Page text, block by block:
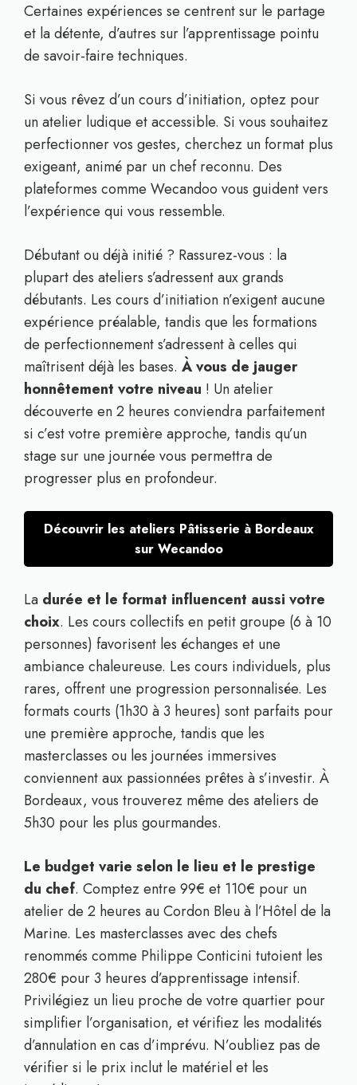
Certaines expériences se centrent sur le partage
et la détente, d’autres sur l’apprentissage pointu
de savoir-faire techniques.
Si vous rêvez d’un cours d’initiation, optez pour
un atelier ludique et accessible. Si vous souhaitez
perfectionner vos gestes, cherchez un format plus
exigeant, animé par un chef reconnu. Des
plateformes comme Wecandoo vous guident vers
l’expérience qui vous ressemble.
Débutant ou déjà initié ? Rassurez-vous : la
plupart des ateliers s’adressent aux grands
débutants. Les cours d’initiation n’exigent aucune
expérience préalable, tandis que les formations
de perfectionnement s’adressent à celles qui
maîtrisent déjà les bases. À vous de jauger
honnêtement votre niveau ! Un atelier
découverte en 2 heures conviendra parfaitement
si c’est votre première approche, tandis qu’un
stage sur une journée vous permettra de
progresser plus en profondeur.
Découvrir les ateliers Pâtisserie à Bordeaux
sur Wecandoo
La durée et le format influencent aussi votre
choix. Les cours collectifs en petit groupe (6 à 10
personnes) favorisent les échanges et une
ambiance chaleureuse. Les cours individuels, plus
rares, offrent une progression personnalisée. Les
formats courts (1h30 à 3 heures) sont parfaits pour
une première approche, tandis que les
masterclasses ou les journées immersives
conviennent aux passionnées prêtes à s’investir. À
Bordeaux, vous trouverez même des ateliers de
5h30 pour les plus gourmandes.
Le budget varie selon le lieu et le prestige
du chef. Comptez entre 99€ et 110€ pour un
atelier de 2 heures au Cordon Bleu à l’Hôtel de la
Marine. Les masterclasses avec des chefs
renommés comme Philippe Conticini tutoient les
280€ pour 3 heures d’apprentissage intensif.
Privilégiez un lieu proche de votre quartier pour
simplifier l’organisation, et vérifiez les modalités
d’annulation en cas d’imprévu. N’oubliez pas de
vérifier si le prix inclut le matériel et les